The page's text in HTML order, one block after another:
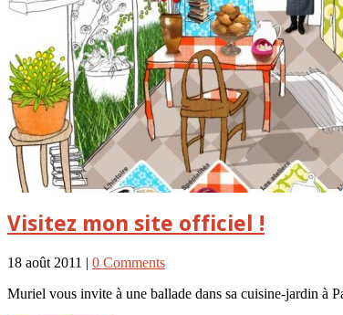
Visitez mon site officiel !
18 août 2011 | 0 Comments
Muriel vous invite à une ballade dans sa cuisine-jardin